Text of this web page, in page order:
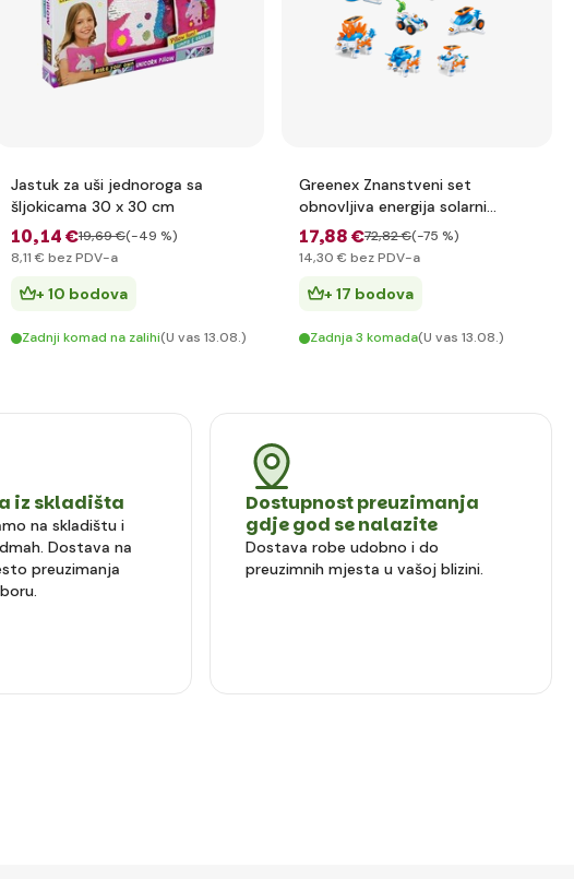
Jastuk za uši jednoroga sa
šljokicama 30 x 30 cm
10,14 €19,69 €(-49 %)
8,11 € bez PDV-a
+ 10 bodova
Zadnji komad na zalihi(U vas 13.08.)
Greenex Znanstveni set
obnovljiva energija solarni
pogon 115 dijelova
17,88 €72,82 €(-75 %)
14,30 € bez PDV-a
+ 17 bodova
Zadnja 3 komada(U vas 13.08.)
iz skladišta
na skladištu i
Dostava na
preuzimanja
Dostupnost preuzimanja
gdje god se nalazite
Dostava robe udobno i do
preuzimnih mjesta u vašoj blizini.